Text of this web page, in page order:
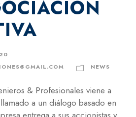
NEWS
& Profesionales viene a
a un diálogo basado en